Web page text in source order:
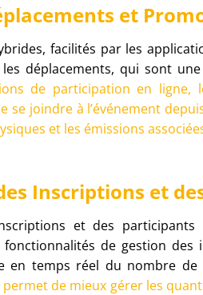
et
facilités par les
déplacements, qui sont
de participation en ligne,
joindre à l’événement
et les émissions
Inscriptions et
et des
fonctionnalités de gestion
en temps réel du nombre
permet de mieux gérer les